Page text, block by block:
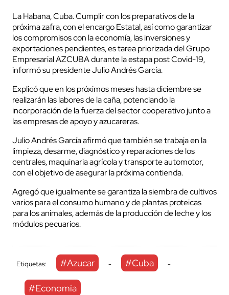
La Habana, Cuba. Cumplir con los preparativos de la
próxima zafra, con el encargo Estatal, así como garantizar
los compromisos con la economía, las inversiones y
exportaciones pendientes, es tarea priorizada del Grupo
Empresarial AZCUBA durante la estapa post Covid-19,
informó su presidente Julio Andrés García.
Explicó que en los próximos meses hasta diciembre se
realizarán las labores de la caña, potenciando la
incorporación de la fuerza del sector cooperativo junto a
las empresas de apoyo y azucareras.
Julio Andrés García afirmó que también se trabaja en la
limpieza, desarme, diagnóstico y reparaciones de los
centrales, maquinaria agrícola y transporte automotor,
con el objetivo de asegurar la próxima contienda.
Agregó que igualmente se garantiza la siembra de cultivos
varios para el consumo humano y de plantas proteicas
para los animales, además de la producción de leche y los
módulos pecuarios.
Etiquetas: #Azucar - #Cuba -
#Economía